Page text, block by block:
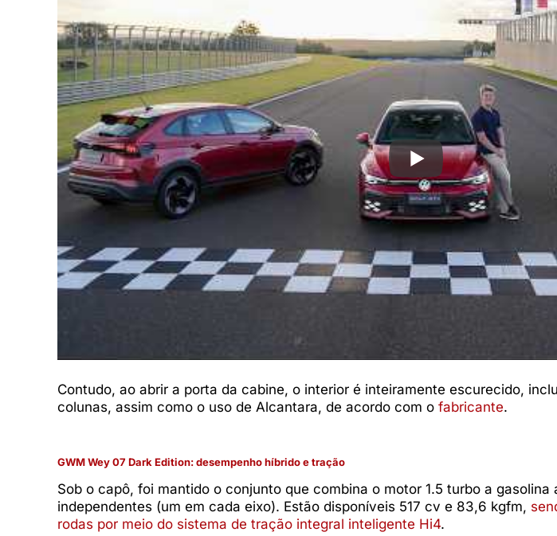
Contudo, ao abrir a porta da cabine, o interior é inteiramente escurecido,
colunas, assim como o uso de Alcantara, de acordo com o fabricante.
GWM Wey 07 Dark Edition: desempenho híbrido e tração
Sob o capô, foi mantido o conjunto que combina o motor 1.5 turbo a gasolina
independentes (um em cada eixo). Estão disponíveis 517 cv e 83,6 kgfm,
rodas por meio do sistema de tração integral inteligente Hi4.